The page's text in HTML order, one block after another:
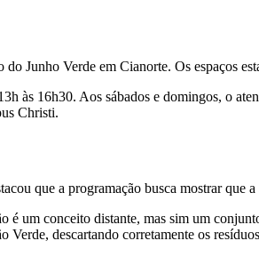
Junho Verde em Cianorte. Os espaços
às 16h30. Aos sábados e domingos, o
Christi.
que a programação busca mostrar que
um conceito distante, mas sim um
Verde, descartando corretamente os